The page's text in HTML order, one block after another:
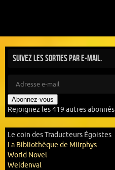
Suivez les sorties par e-mail.
Abonnez-vous
Rejoignez les 419 autres abonnés
Le coin des Traducteurs Égoistes
La Bibliothèque de Miirphys
World Novel
Weldenval